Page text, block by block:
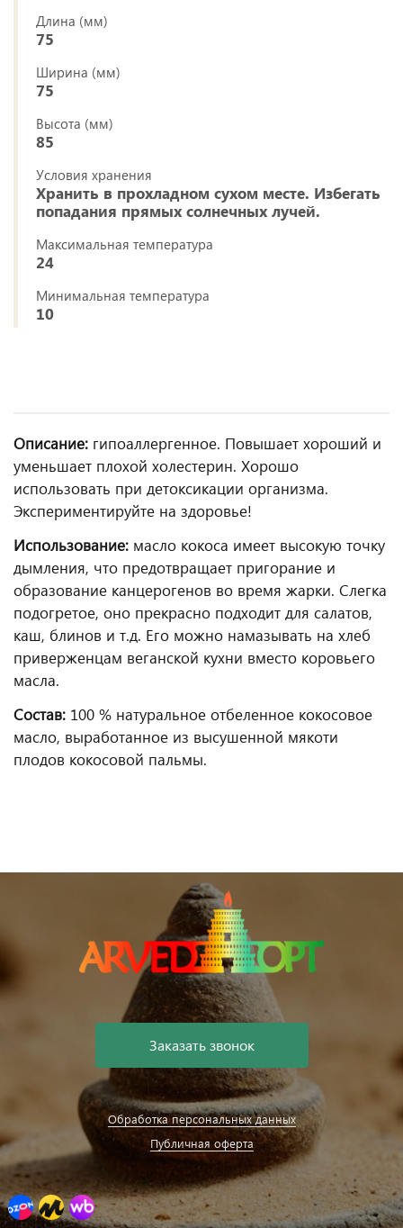
Длина (мм)
75
Ширина (мм)
75
Высота (мм)
85
Условия хранения
Хранить в прохладном сухом месте. Избегать
попадания прямых солнечных лучей.
Максимальная температура
24
Минимальная температура
10
Описание: гипоаллергенное. Повышает хороший и
уменьшает плохой холестерин. Хорошо
использовать при детоксикации организма.
Экспериментируйте на здоровье!
Использование: масло кокоса имеет высокую точку
дымления, что предотвращает пригорание и
образование канцерогенов во время жарки. Слегка
подогретое, оно прекрасно подходит для салатов,
каш, блинов и т.д. Его можно намазывать на хлеб
приверженцам веганской кухни вместо коровьего
масла.
Состав: 100 % натуральное отбеленное кокосовое
масло, выработанное из высушенной мякоти
плодов кокосовой пальмы.
Заказать звонок
Обработка персональных данных
Публичная оферта